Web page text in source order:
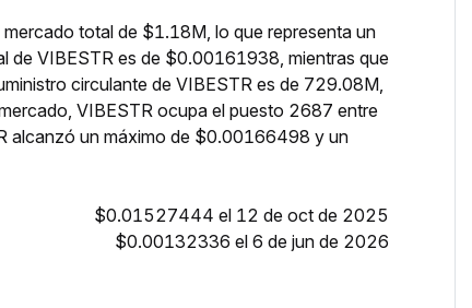
total de $1.18M, lo que representa un
de VIBESTR es de $0.00161938, mientras que
circulante de VIBESTR es de 729.08M,
VIBESTR ocupa el puesto 2687 entre
alcanzó un máximo de $0.00166498 y un
$0.01527444 el 12 de oct de 2025
$0.00132336 el 6 de jun de 2026